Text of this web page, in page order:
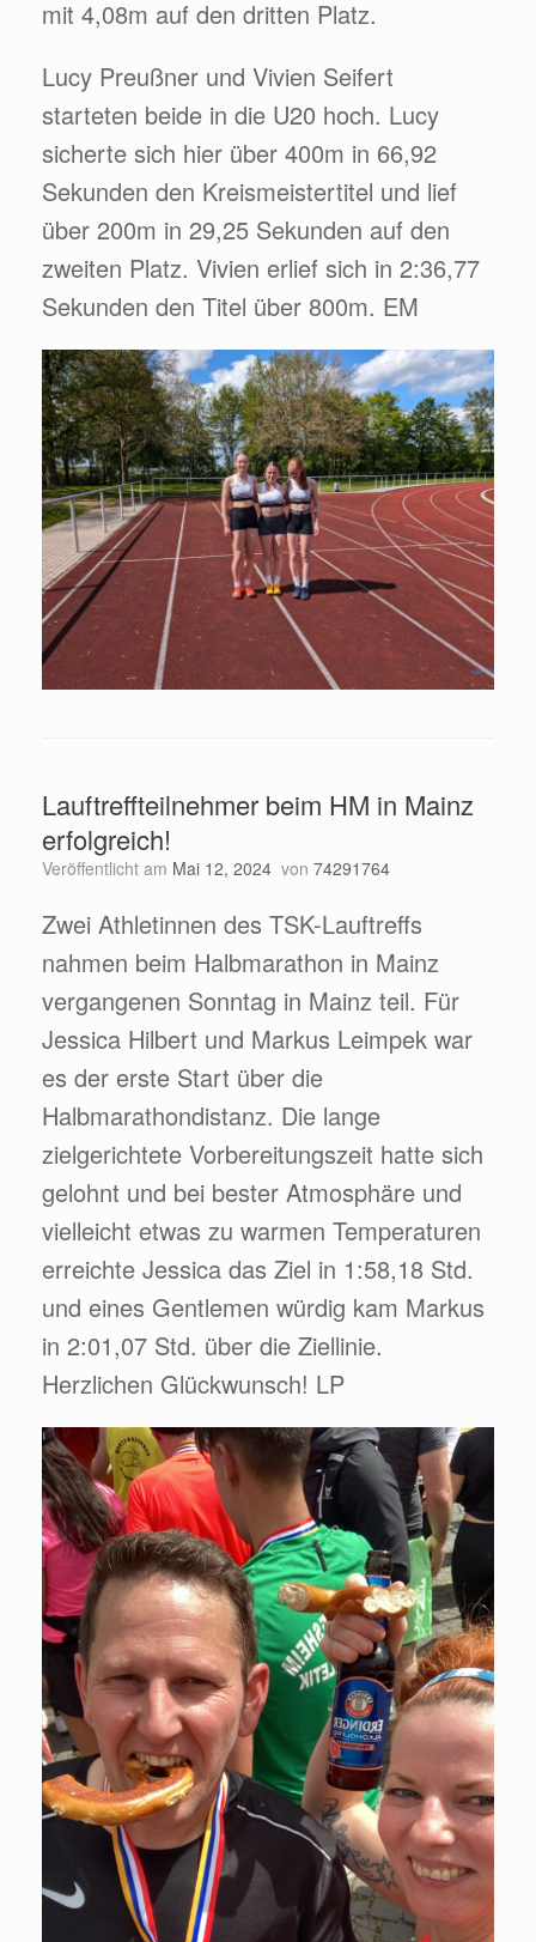
mit 4,08m auf den dritten Platz.
Lucy Preußner und Vivien Seifert
starteten beide in die U20 hoch. Lucy
sicherte sich hier über 400m in 66,92
Sekunden den Kreismeistertitel und lief
über 200m in 29,25 Sekunden auf den
zweiten Platz. Vivien erlief sich in 2:36,77
Sekunden den Titel über 800m. EM
Lauftreffteilnehmer beim HM in Mainz
erfolgreich!
Veröffentlicht am Mai 12, 2024 von 74291764
Zwei Athletinnen des TSK-Lauftreffs
nahmen beim Halbmarathon in Mainz
vergangenen Sonntag in Mainz teil. Für
Jessica Hilbert und Markus Leimpek war
es der erste Start über die
Halbmarathondistanz. Die lange
zielgerichtete Vorbereitungszeit hatte sich
gelohnt und bei bester Atmosphäre und
vielleicht etwas zu warmen Temperaturen
erreichte Jessica das Ziel in 1:58,18 Std.
und eines Gentlemen würdig kam Markus
in 2:01,07 Std. über die Ziellinie.
Herzlichen Glückwunsch! LP